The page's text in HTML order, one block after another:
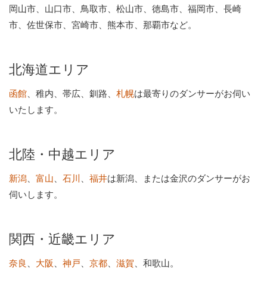
岡山市、山口市、鳥取市、松山市、徳島市、福岡市、長崎
市、佐世保市、宮崎市、熊本市、那覇市など。
北海道エリア
函館、稚内、帯広、釧路、 札幌は最寄りのダンサーがお伺い
いたします。
北陸・中越エリア
新潟、 富山、 石川 、 福井は新潟、または金沢のダンサーがお
伺いします。
関西・近畿エリア
奈良 、 大阪 、 神戸、 京都、 滋賀、和歌山。